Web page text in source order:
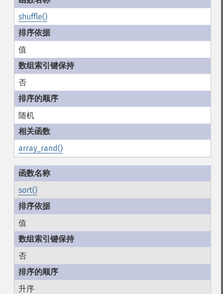
shuffle()
值
否
随机
array_rand()
sort()
值
否
升序